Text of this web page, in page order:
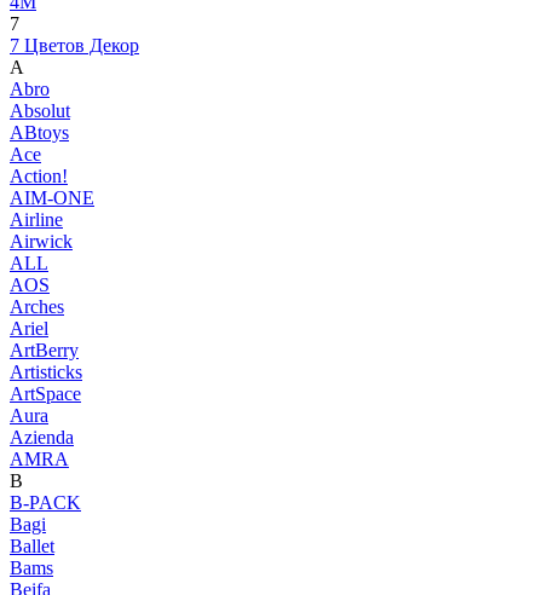
7
7 Цветов Декор
A
Abro
Absolut
ABtoys
Ace
Action!
AIM-ONE
Airline
Airwick
ALL
AOS
Arches
Ariel
ArtBerry
Artisticks
ArtSpace
Aura
Azienda
AМRA
B
B-PACK
Bagi
Ballet
Bams
Beifa